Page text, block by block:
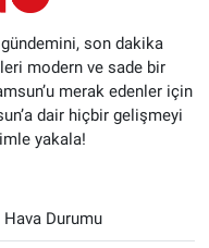
son dakika
modern ve sade bir
merak edenler için
dair hiçbir gelişmeyi
yakala!
Hava Durumu